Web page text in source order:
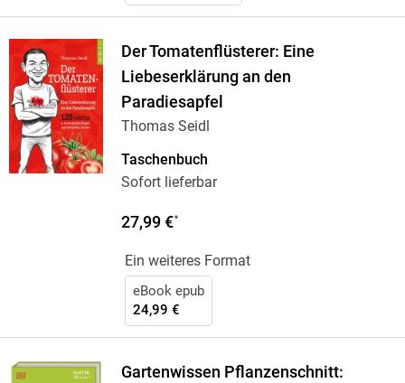
Der Tomatenflüsterer: Eine
Liebeserklärung an den
Paradiesapfel
Thomas Seidl
Taschenbuch
Sofort lieferbar
27,99 €*
Ein weiteres Format
eBook epub
24,99 €
Gartenwissen Pflanzenschnitt: